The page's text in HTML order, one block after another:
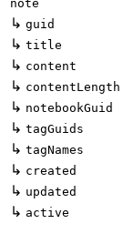
note
↳ guid
↳ title
↳ content
↳ contentLength
↳ notebookGuid
↳ tagGuids
↳ tagNames
↳ created
↳ updated
↳ active